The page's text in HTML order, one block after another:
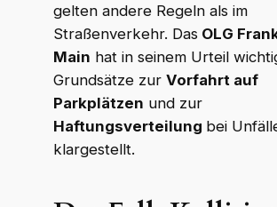
gelten andere Regeln als im
Straßenverkehr. DasOLG
Main hat in seinem Urteil
Grundsätze zur Vorfahrt auf
Parkplätzen und zur
Haftungsverteilung bei
klargestellt.